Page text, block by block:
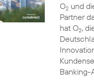
O2 und
Partner
hat O2,
Banking-